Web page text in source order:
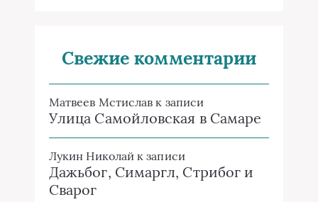
Свежие комментарии
Матвеев Мстислав к записи
Улица Самойловская в Самаре
Лукин Николай к записи
Дажьбог, Симаргл, Стрибог и
Сварог